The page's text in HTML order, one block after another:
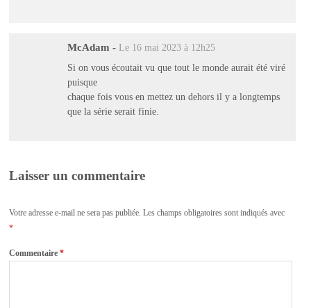
McAdam - Le 16 mai 2023 à 12h25
Si on vous écoutait vu que tout le monde aurait été viré
puisque
chaque fois vous en mettez un dehors il y a longtemps
que la série serait finie.
Laisser un commentaire
Votre adresse e-mail ne sera pas publiée. Les champs obligatoires sont indiqués avec
*
Commentaire*